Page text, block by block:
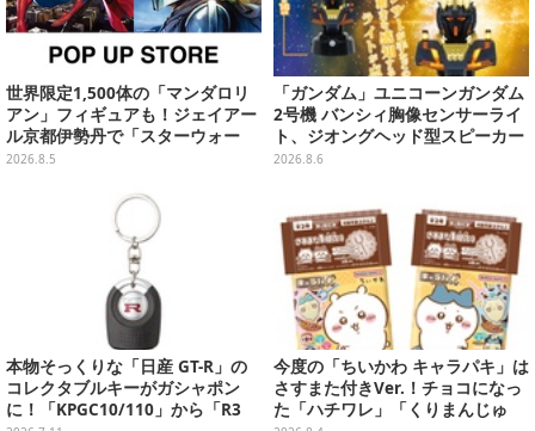
世界限定1,500体の「マンダロリ
アン」フィギュアも！ジェイアー
ル京都伊勢丹で「スターウォー
ズ」&「マーベル」ポップアップ
2026.8.5
「ガンダム」ユニコーンガンダム
2号機 バンシィ胸像センサーライ
ト、ジオングヘッド型スピーカー
が順次プライズ展開！
2026.8.6
本物そっくりな「日産 GT-R」の
コレクタブルキーがガシャポン
に！「KPGC10/110」から「R3
今度の「ちいかわ キャラパキ」は
さすまた付きVer.！チョコになっ
た「ハチワレ」「くりまんじゅ